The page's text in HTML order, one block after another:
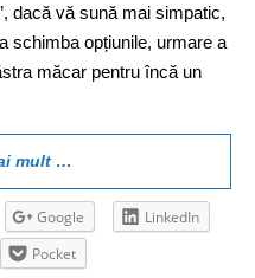
dacă vă sună mai simpatic,
schimba opțiunile, urmare a
măcar pentru încă un
mult …
Google
LinkedIn
Pocket